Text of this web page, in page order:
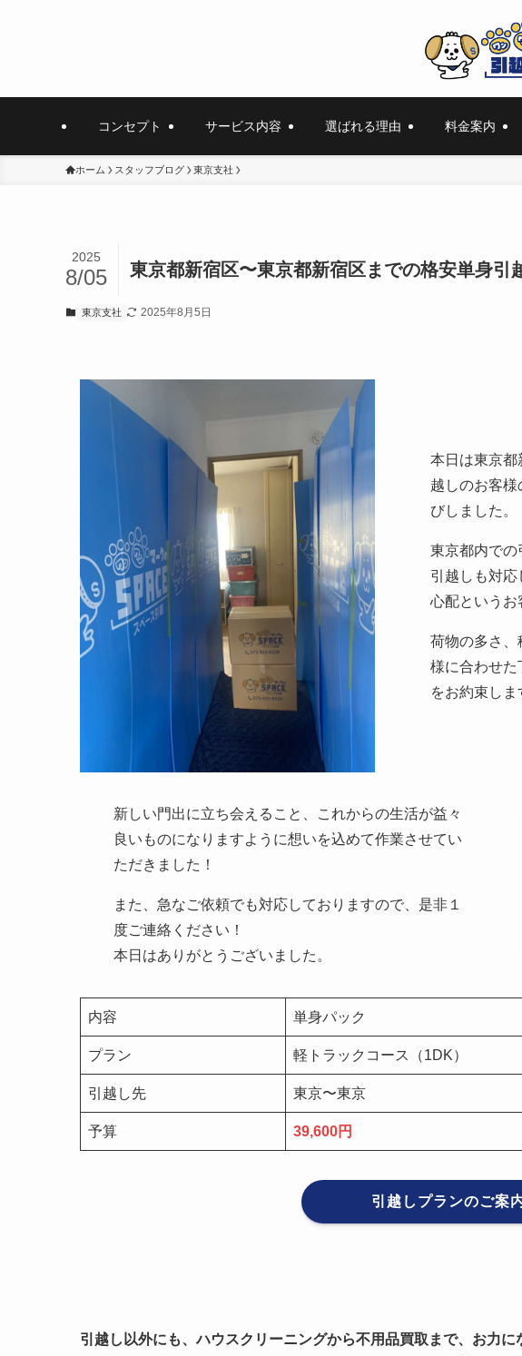
コンセプト サービス内容 選ばれる理由 料金案内
ホーム スタッフブログ 東京支社
東京都新宿区〜東京都新宿区までの格安単身引
2025
8/05
東京支社 2025年8月5日
本日は東京都
越しのお客
びしました。
東京都内での
引越しも対
心配というお
荷物の多さ、
様に合わせた
をお約束しま
新しい門出に立ち会えること、これからの生活が益々
良いものになりますように想いを込めて作業させてい
ただきました！
また、急なご依頼でも対応しておりますので、是非１
度ご連絡ください！
本日はありがとうございました。
内容 単身パック
プラン 軽トラックコース（1DK）
引越し先 東京〜東京
予算 39,600円
引越しプランのご案
引越し以外にも、ハウスクリーニングから不用品買取まで、お力